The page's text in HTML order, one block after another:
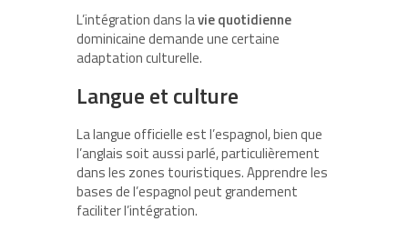
L’intégration dans lavie quotidienne
dominicaine demande une certaine
adaptation culturelle.
Langue et culture
La langue officielle est l’espagnol, bien que
l’anglais soit aussi parlé, particulièrement
dans les zones touristiques. Apprendre les
bases de l’espagnol peut grandement
faciliter l’intégration.